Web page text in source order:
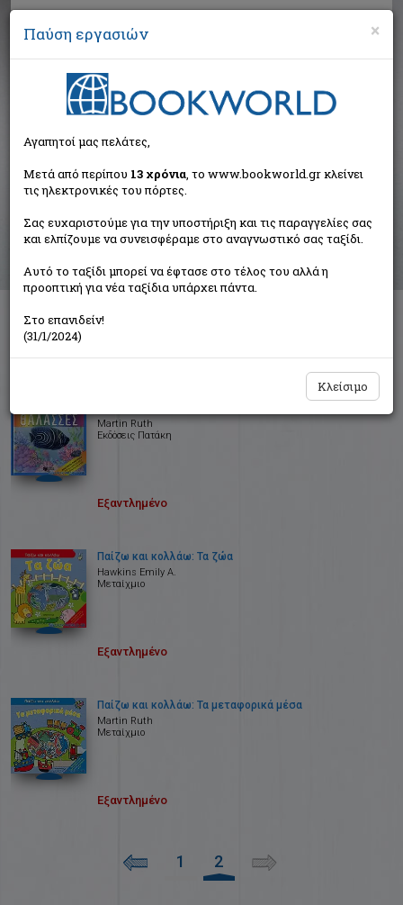
Αναζήτηση
Αποτελέσματα αναζήτησης
Συγγραφέας: Martin Ruth (15 βιβλία)
Ταξινόμηση ανά:
Martin Ruth
Εκδόσεις Πατάκη
Εξαντλημένο
Παίζω και κολλάω: Τα ζώα
Hawkins Emily A.
Μεταίχμιο
Εξαντλημένο
Παίζω και κολλάω: Τα μεταφορικά μέσα
Martin Ruth
Μεταίχμιο
Εξαντλημένο
1 2
×
Παύση εργασιών
Αγαπητοί μας πελάτες,
Μετά από περίπου 13 χρόνια, το www.bookworld.gr κλείνει
τις ηλεκτρονικές του πόρτες.
Σας ευχαριστούμε για την υποστήριξη και τις παραγγελίες σας
και ελπίζουμε να συνεισφέραμε στο αναγνωστικό σας ταξίδι.
Αυτό το ταξίδι μπορεί να έφτασε στο τέλος του αλλά η
προοπτική για νέα ταξίδια υπάρχει πάντα.
Στο επανιδείν!
(31/1/2024)
Κλείσιμο